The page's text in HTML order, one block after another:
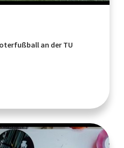
an der TU